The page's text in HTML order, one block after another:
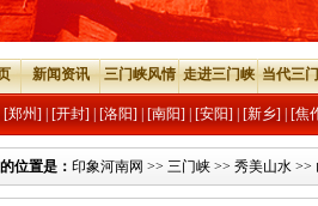
新闻资讯 三门峡风情 走进三门峡 当代三
[郑州] [开封] [洛阳] [南阳] [安阳] [新乡] [焦
位置是： 印象河南网 >> 三门峡 >> 秀美山水 >>